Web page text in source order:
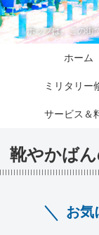
ホップは、この街
ホーム
ミリタリー
サービス＆
靴やかば
お気